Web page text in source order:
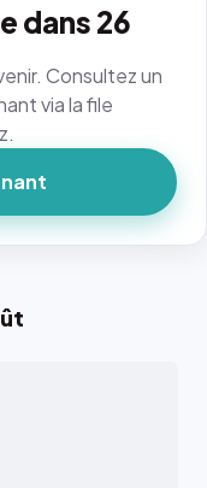
dans 26
Consultez un
via la file